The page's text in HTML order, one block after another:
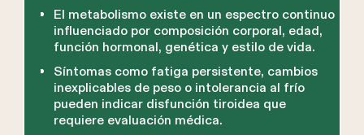
El metabolismo existe en un espectro continuo
influenciado por composición corporal, edad,
función hormonal, genética y estilo de vida.
Síntomas como fatiga persistente, cambios
inexplicables de peso o intolerancia al frío
pueden indicar disfunción tiroidea que
requiere evaluación médica.